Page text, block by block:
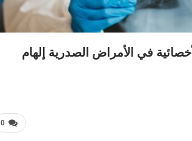
في الأمراض الصدرية إلهام
0